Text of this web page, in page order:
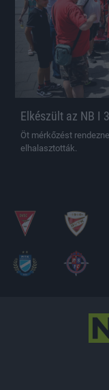
Elkészült az NB I
Öt mérkőzést
elhalasztották.